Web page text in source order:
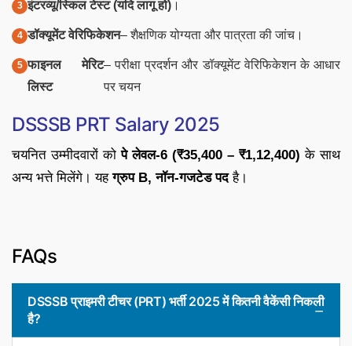
इंटरव्यू/स्किल टेस्ट (यदि लागू हो) ।
डॉक्यूमेंट वेरिफिकेशन– शैक्षणिक योग्यता और पात्रता की जांच।
फाइनल मेरिट
लिस्ट
– परीक्षा प्रदर्शन और डॉक्यूमेंट वेरिफिकेशन के आधार
पर चयन
DSSSB PRT Salary 2025
चयनित उम्मीदवारों कोपे लेवल-6 (₹35,400 – ₹1,12,400) के साथ
अन्य भत्ते मिलेंगे। यहग्रुप B, नॉन-गजटेड पदहै।
FAQs
DSSSB प्राइमरी टीचर (PRT) भर्ती 2025 में कितनी वैकेंसी निकली
है?